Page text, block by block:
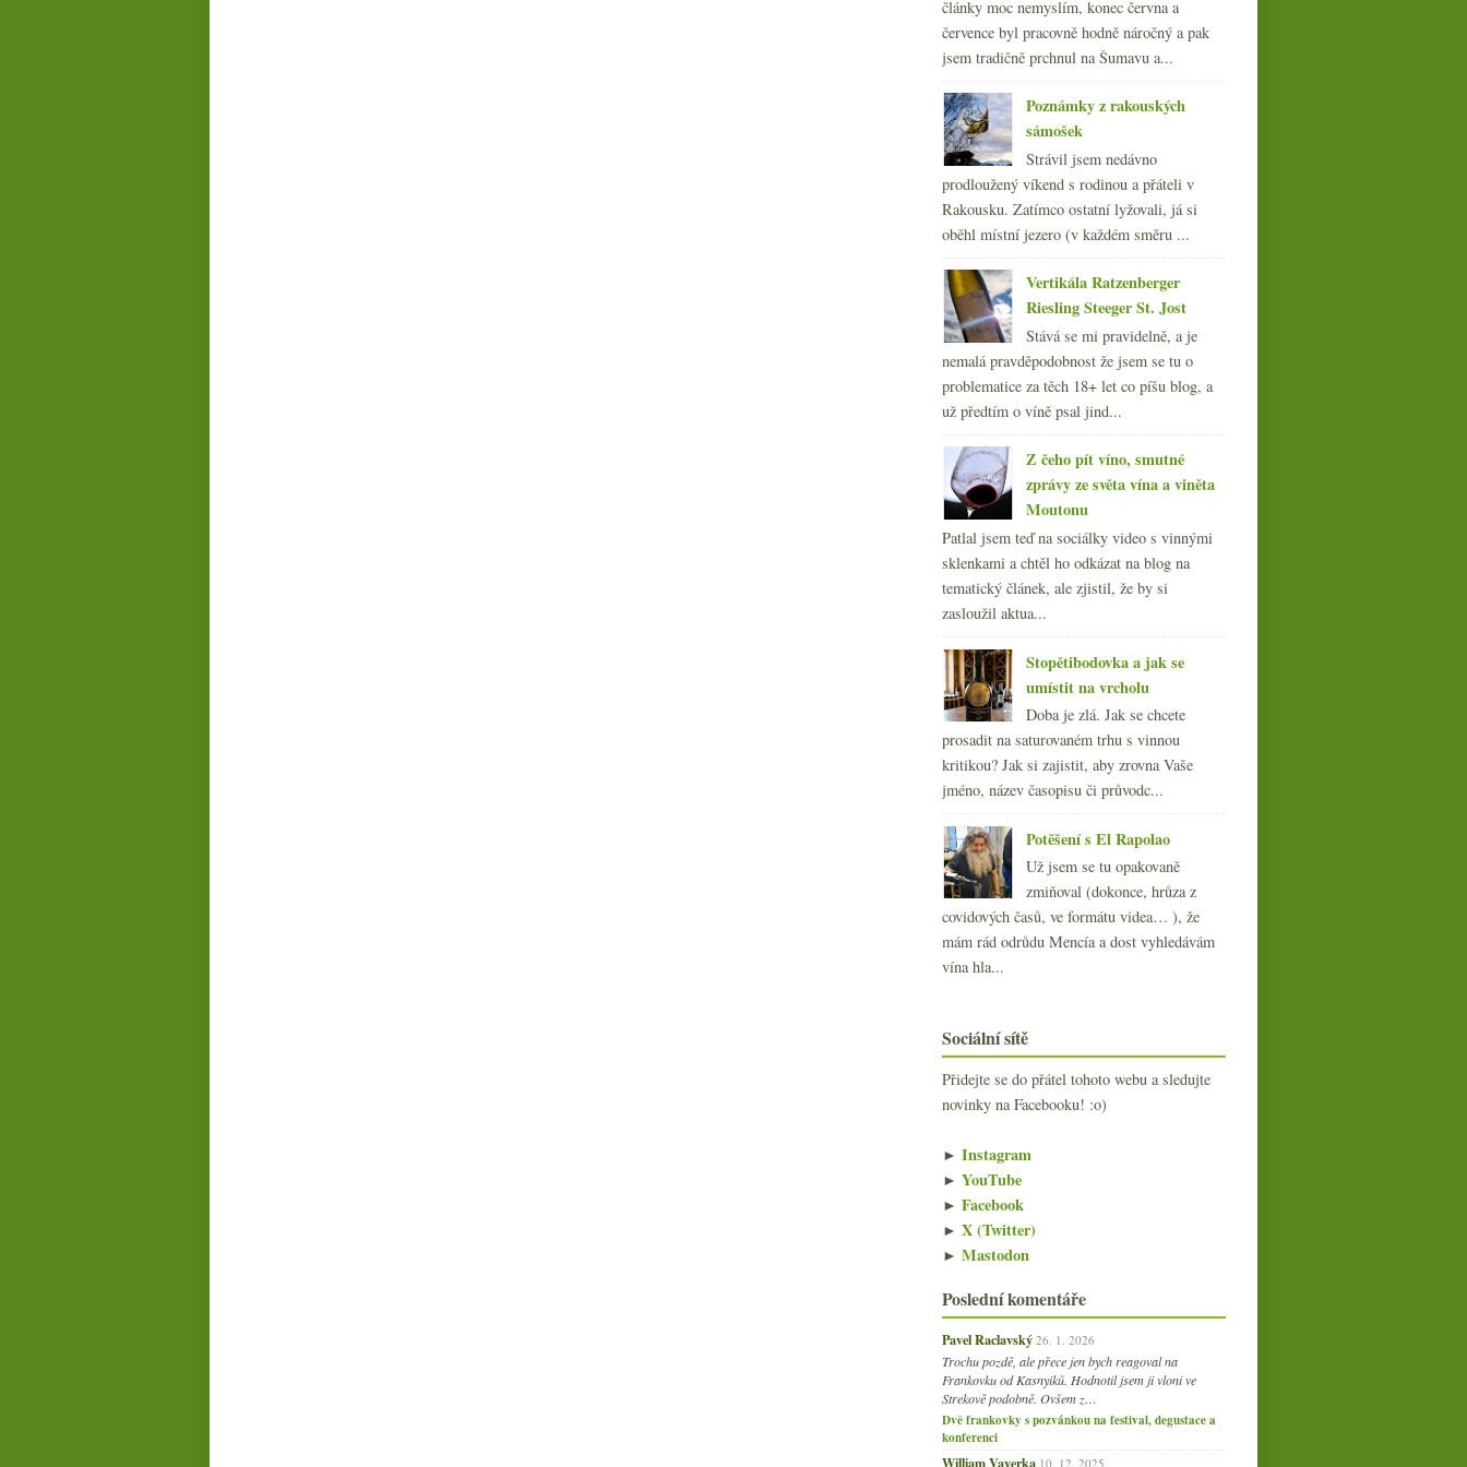
články moc nemyslím, konec června a
července byl pracovně hodně náročný a pak
jsem tradičně prchnul na Šumavu a...
Poznámky z rakouských
sámošek
Strávil jsem nedávno
prodloužený víkend s rodinou a přáteli v
Rakousku. Zatímco ostatní lyžovali, já si
oběhl místní jezero (v každém směru ...
Vertikála Ratzenberger
Riesling Steeger St. Jost
Stává se mi pravidelně, a je
nemalá pravděpodobnost že jsem se tu o
problematice za těch 18+ let co píšu blog, a
už předtím o víně psal jind...
Z čeho pít víno, smutné
zprávy ze světa vína a viněta
Moutonu
Patlal jsem teď na sociálky video s vinnými
sklenkami a chtěl ho odkázat na blog na
tematický článek, ale zjistil, že by si
zasloužil aktua...
Stopětibodovka a jak se
umístit na vrcholu
Doba je zlá. Jak se chcete
prosadit na saturovaném trhu s vinnou
kritikou? Jak si zajistit, aby zrovna Vaše
jméno, název časopisu či průvodc...
Potěšení s El Rapolao
Už jsem se tu opakovaně
zmiňoval (dokonce, hrůza z
covidových časů, ve formátu videa… ), že
mám rád odrůdu Mencía a dost vyhledávám
vína hla...
Sociální sítě
Přidejte se do přátel tohoto webu a sledujte
novinky na Facebooku! :o)
► Instagram
► YouTube
► Facebook
► X (Twitter)
► Mastodon
Poslední komentáře
Pavel Raclavský 26. 1. 2026
Trochu pozdě, ale přece jen bych reagoval na
Frankovku od Kasnyiků. Hodnotil jsem ji vloni ve
Strekově podobně. Ovšem z…
Dvě frankovky s pozvánkou na festival, degustace a
konferenci
William Vaverka 10. 12. 2025